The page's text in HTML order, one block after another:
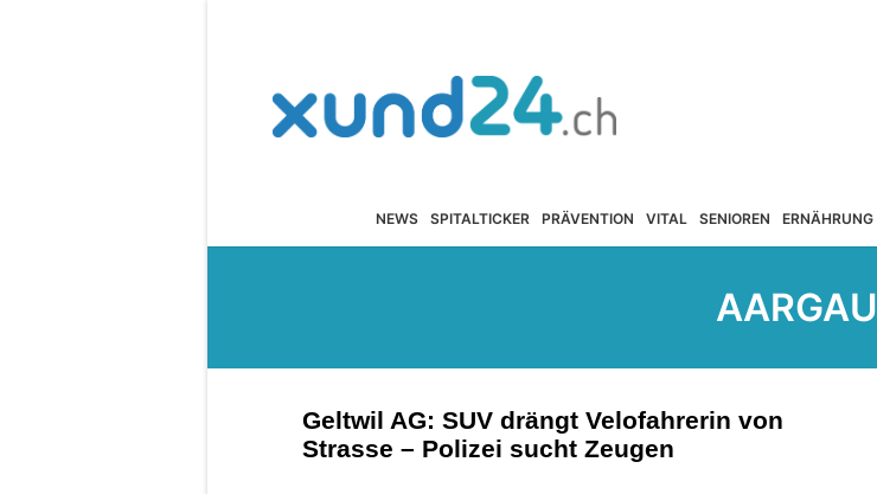
NEWS SPITALTICKER PRÄVENTION VITAL SENIOREN ERNÄHRUNG
AARGAU
Geltwil AG: SUV drängt Velofahrerin von
Strasse – Polizei sucht Zeugen